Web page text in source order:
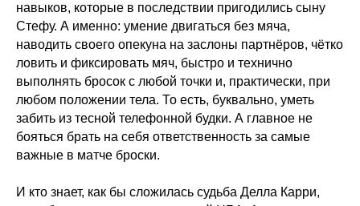
навыков, которые в последствии пригодились сыну
Стефу. А именно: умение двигаться без мяча,
наводить своего опекуна на заслоны партнёров, чётко
ловить и фиксировать мяч, быстро и технично
выполнять бросок с любой точки и, практически, при
любом положении тела. То есть, буквально, уметь
забить из тесной телефонной будки. А главное не
бояться брать на себя ответственность за самые
важные в матче броски.
И кто знает, как бы сложилась судьба Делла Карри,